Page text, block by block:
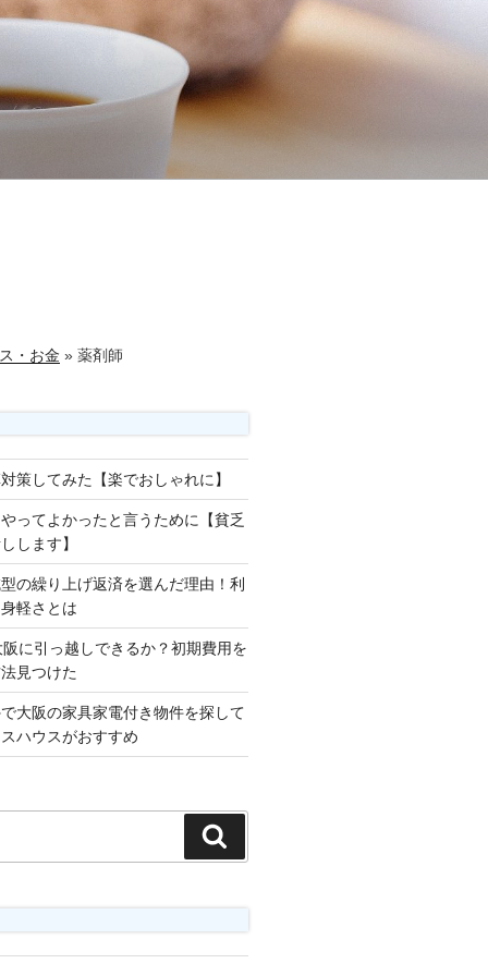
・お金 »薬剤師
策してみた【楽でおしゃれに】
ってよかったと言うために【貧乏
します】
の繰り上げ返済を選んだ理由！利
軽さとは
に引っ越しできるか？初期費用を
見つけた
大阪の家具家電付き物件を探して
ハウスがおすすめ
索